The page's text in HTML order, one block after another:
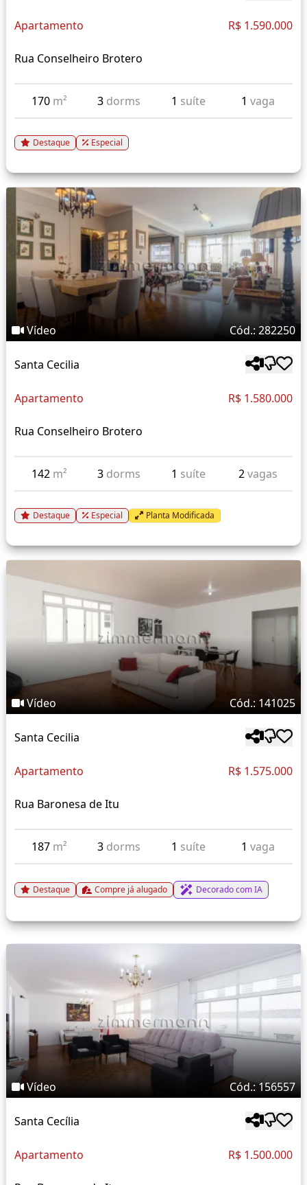
Apartamento R$ 1.590.000
Rua Conselheiro Brotero
170 m² 3 dorms 1 suíte 1 vaga
Destaque Especial
Vídeo Cód.: 282250
Santa Cecilia
Apartamento R$ 1.580.000
Rua Conselheiro Brotero
142 m² 3 dorms 1 suíte 2vagas
Destaque Especial Planta Modificada
Vídeo Cód.: 141025
Santa Cecilia
Apartamento R$ 1.575.000
Rua Baronesa de Itu
187 m² 3 dorms 1 suíte 1 vaga
Destaque Compre já alugado Decorado com IA
Vídeo Cód.: 156557
Santa Cecília
Apartamento R$ 1.500.000